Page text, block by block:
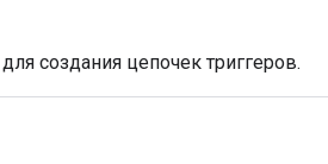
создания цепочек триггеров.